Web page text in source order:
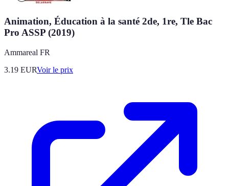
Animation, Éducation à la santé 2de, 1re, Tle Bac
Pro ASSP (2019)
Ammareal FR
3.19 EURVoir le prix